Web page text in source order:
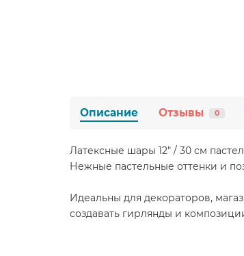
Описание Отзывы 0
Латексные шары 12" / 30 см
Нежные пастельные оттенки и
Идеальны для декораторов,
создавать гирлянды и